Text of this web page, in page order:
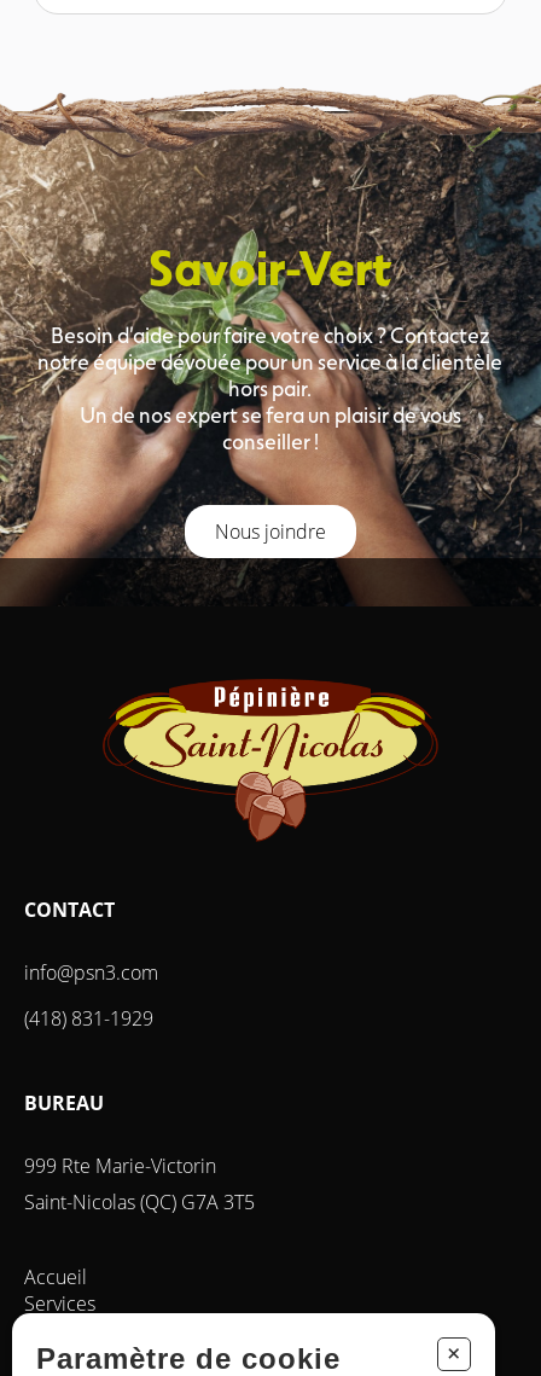
Savoir-Vert
Besoin d'aide pour faire votre choix ? Contactez
notre équipe dévouée pour un service à la clientèle
hors pair.
Un de nos expert se fera un plaisir de vous
conseiller !
Nous joindre
CONTACT
info@psn3.com
(418) 831-1929
BUREAU
999 Rte Marie-Victorin
Saint-Nicolas (QC) G7A 3T5
Accueil
Services
Nos produits
Paramètre de cookie +